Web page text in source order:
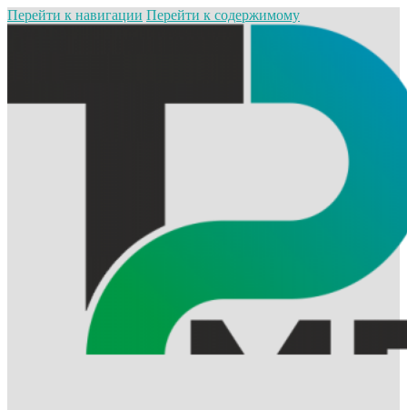
Перейти к навигации Перейти к содержимому